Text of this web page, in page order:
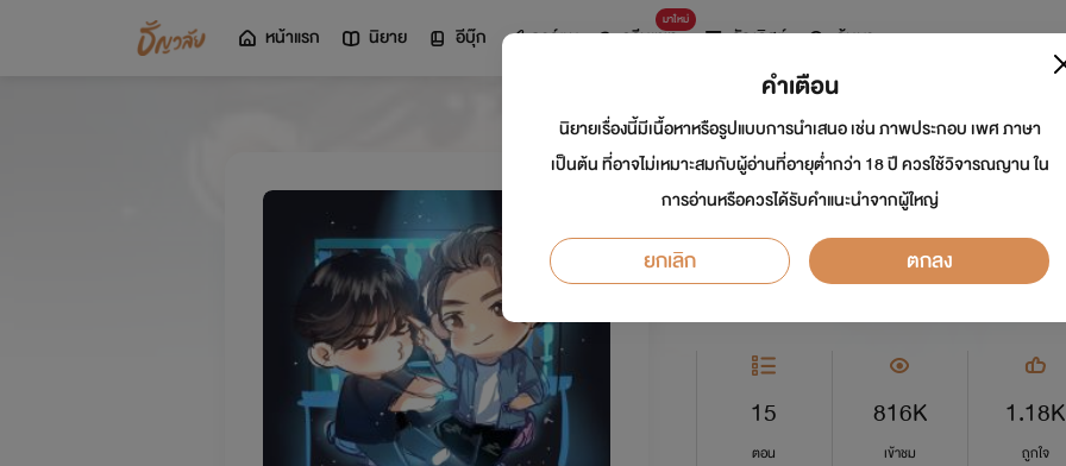
หน้าแรก นิยาย อีบุ๊ก การ์ตูน
มาใหม่
ดรีมแชท ธัญลิสต์ ค้นหา
ลอง...ให้รู้ว่ารัก [Yaoi]
นักเขียน:ยอนิม
Y
15
ตอน
816K
เข้าชม
1.18K
ถูกใจ
คำเตือน
นิยายเรื่องนี้มีเนื้อหาหรือรูปแบบการนำเสนอ เช่น ภาพประกอบ เพศ ภาษา
เป็นต้น ที่อาจไม่เหมาะสมกับผู้อ่านที่อายุต่ำกว่า 18 ปี ควรใช้วิจารณญาน ใน
การอ่านหรือควรได้รับคำแนะนำจากผู้ใหญ่
ยกเลิก ตกลง